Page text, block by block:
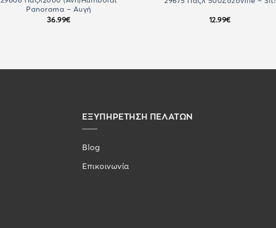
Panorama – Αυγή
36.99€ 12.99€
ΕΞΥΠΗΡΕΤΗΣΗ ΠΕΛΑΤΩΝ
Blog
Επικοινωνία